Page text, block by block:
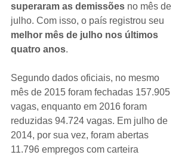
superaram as demissões no mês de
julho. Com isso, o país registrou seu
melhor mês de julho nos últimos
quatro anos.
Segundo dados oficiais, no mesmo
mês de 2015 foram fechadas 157.905
vagas, enquanto em 2016 foram
reduzidas 94.724 vagas. Em julho de
2014, por sua vez, foram abertas
11.796 empregos com carteira